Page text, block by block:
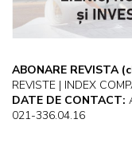
ABONARE REVISTA
REVISTE | INDEX
DATE DE CONTACT:
021-336.04.16